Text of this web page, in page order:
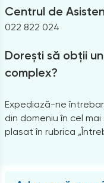
Centrul de
022 822 024
Dorești să obții
complex?
Expediază-ne
din domeniu în cel
plasat în rubrica